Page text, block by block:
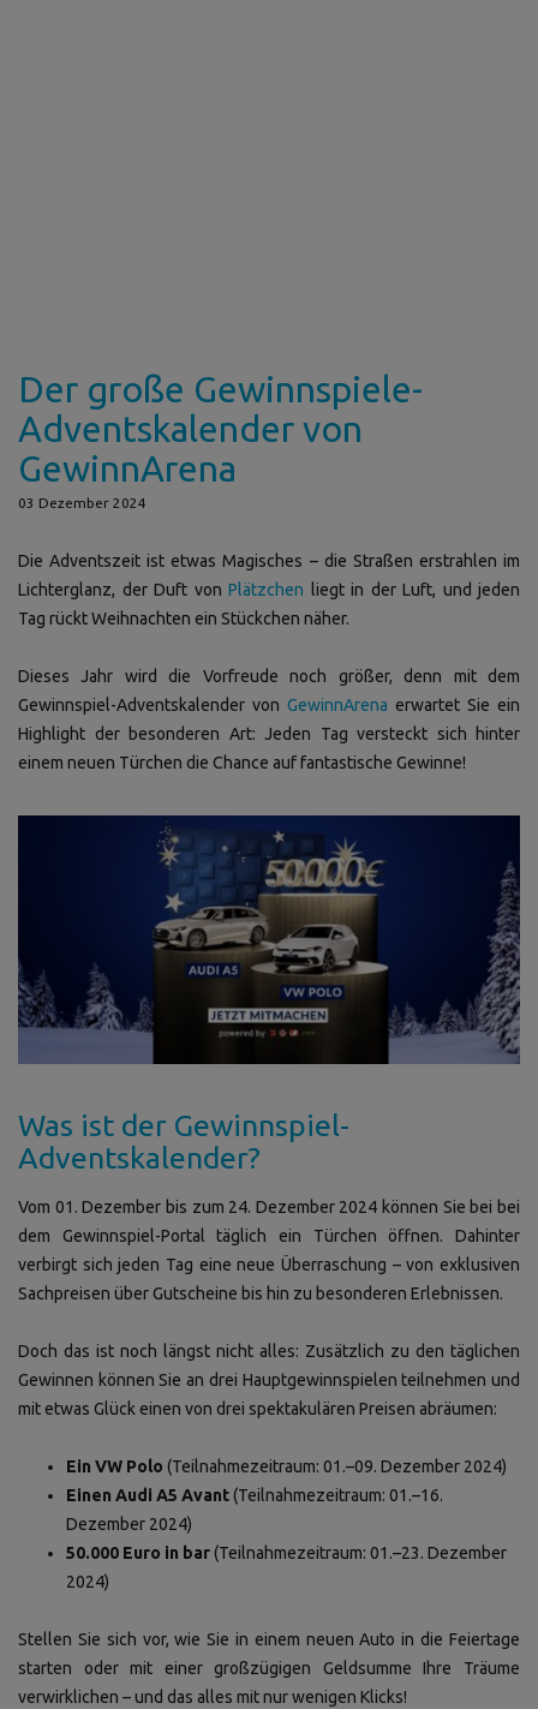
Der große Gewinnspiele-
Adventskalender von
GewinnArena
03 Dezember 2024
Die Adventszeit ist etwas Magisches – die Straßen erstrahlen im
Lichterglanz, der Duft von Plätzchen liegt in der Luft, und jeden
Tag rückt Weihnachten ein Stückchen näher.
Dieses Jahr wird die Vorfreude noch größer, denn mit dem
Gewinnspiel-Adventskalender von GewinnArena erwartet Sie ein
Highlight der besonderen Art: Jeden Tag versteckt sich hinter
einem neuen Türchen die Chance auf fantastische Gewinne!
Was ist der Gewinnspiel-
Adventskalender?
Vom 01. Dezember bis zum 24. Dezember 2024 können Sie bei bei
dem Gewinnspiel-Portal täglich ein Türchen öffnen. Dahinter
verbirgt sich jeden Tag eine neue Überraschung – von exklusiven
Sachpreisen über Gutscheine bis hin zu besonderen Erlebnissen.
Doch das ist noch längst nicht alles: Zusätzlich zu den täglichen
Gewinnen können Sie an drei Hauptgewinnspielen teilnehmen und
mit etwas Glück einen von drei spektakulären Preisen abräumen:
Ein VW Polo (Teilnahmezeitraum: 01.–09. Dezember 2024)
Einen Audi A5 Avant(Teilnahmezeitraum: 01.–16.
Dezember 2024)
50.000 Euro in bar(Teilnahmezeitraum: 01.–23. Dezember
2024)
Stellen Sie sich vor, wie Sie in einem neuen Auto in die Feiertage
starten oder mit einer großzügigen Geldsumme Ihre Träume
verwirklichen – und das alles mit nur wenigen Klicks!